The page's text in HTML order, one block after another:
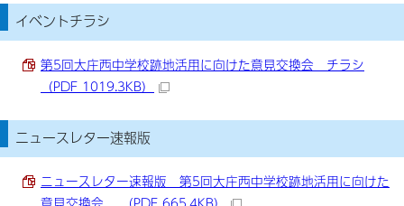
イベントチラシ
第5回大庄西中学校跡地活用に向けた意見交換会 チラシ
（PDF 1019.3KB）
ニュースレター速報版
ニュースレター速報版 第5回大庄西中学校跡地活用に向けた